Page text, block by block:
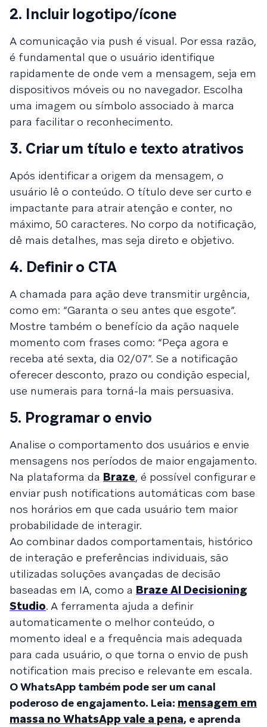
2. Incluir logotipo/ícone
A comunicação via push é visual. Por essa razão,
é fundamental que o usuário identifique
rapidamente de onde vem a mensagem, seja em
dispositivos móveis ou no navegador. Escolha
uma imagem ou símbolo associado à marca
para facilitar o reconhecimento.
3. Criar um título e texto atrativos
Após identificar a origem da mensagem, o
usuário lê o conteúdo. O título deve ser curto e
impactante para atrair atenção e conter, no
máximo, 50 caracteres. No corpo da notificação,
dê mais detalhes, mas seja direto e objetivo.
4. Definir o CTA
A chamada para ação deve transmitir urgência,
como em: “Garanta o seu antes que esgote”.
Mostre também o benefício da ação naquele
momento com frases como: “Peça agora e
receba até sexta, dia 02/07”. Se a notificação
oferecer desconto, prazo ou condição especial,
use numerais para torná-la mais persuasiva.
5. Programar o envio
Analise o comportamento dos usuários e envie
mensagens nos períodos de maior engajamento.
Na plataforma da Braze, é possível configurar e
enviar push notifications automáticas com base
nos horários em que cada usuário tem maior
probabilidade de interagir.
Ao combinar dados comportamentais, histórico
de interação e preferências individuais, são
utilizadas soluções avançadas de decisão
baseadas em IA, como a Braze AI Decisioning
Studio. A ferramenta ajuda a definir
automaticamente o melhor conteúdo, o
momento ideal e a frequência mais adequada
para cada usuário, o que torna o envio de push
notification mais preciso e relevante em escala.
O WhatsApp também pode ser um canal
poderoso de engajamento. Leia: mensagem em
massa no WhatsApp vale a pena, e aprenda